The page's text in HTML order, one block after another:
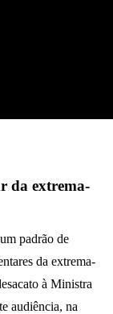
da extrema-
padrão de
da extrema-
à Ministra
audiência, na